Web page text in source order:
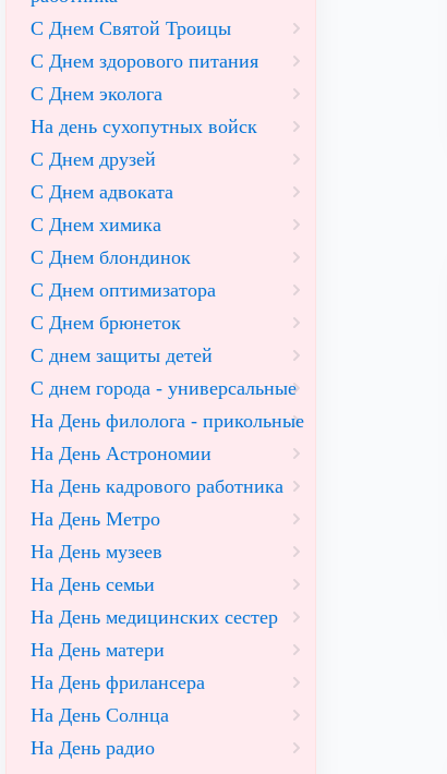
С Днем Святой Троицы
С Днем здорового питания
С Днем эколога
На день сухопутных войск
С Днем друзей
С Днем адвоката
С Днем химика
С Днем блондинок
С Днем оптимизатора
С Днем брюнеток
С днем защиты детей
С днем города - универсальные
На День филолога - прикольные
На День Астрономии
На День кадрового работника
На День Метро
На День музеев
На День семьи
На День медицинских сестер
На День матери
На День фрилансера
На День Солнца
На День радио